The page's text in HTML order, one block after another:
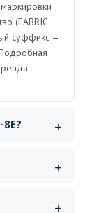
(FABRIC
суффикс —
8E?